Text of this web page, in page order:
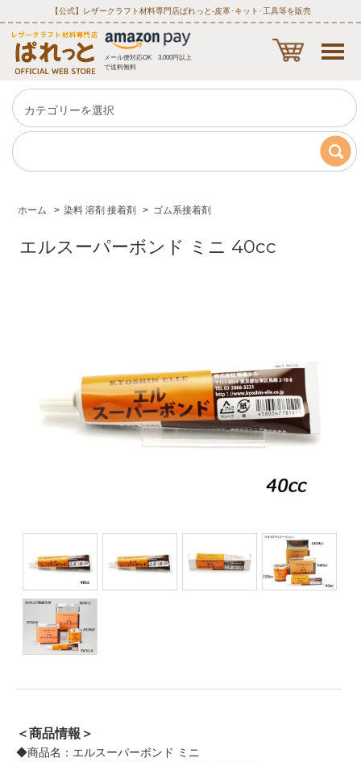
【公式】レザークラフト材料専門店ぱれっと‐皮革･キット･工具等を販売
メール便対応OK 3,000円以上
で送料無料
ホーム > 染料 溶剤 接着剤 > ゴム系接着剤
エルスーパーボンド ミニ 40cc
＜商品情報＞
◆商品名：エルスーパーボンド ミニ